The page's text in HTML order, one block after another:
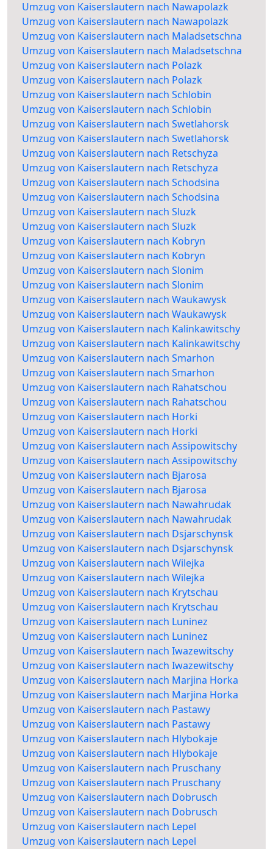
Umzug von Kaiserslautern nach Nawapolazk
Umzug von Kaiserslautern nach Nawapolazk
Umzug von Kaiserslautern nach Maladsetschna
Umzug von Kaiserslautern nach Maladsetschna
Umzug von Kaiserslautern nach Polazk
Umzug von Kaiserslautern nach Polazk
Umzug von Kaiserslautern nach Schlobin
Umzug von Kaiserslautern nach Schlobin
Umzug von Kaiserslautern nach Swetlahorsk
Umzug von Kaiserslautern nach Swetlahorsk
Umzug von Kaiserslautern nach Retschyza
Umzug von Kaiserslautern nach Retschyza
Umzug von Kaiserslautern nach Schodsina
Umzug von Kaiserslautern nach Schodsina
Umzug von Kaiserslautern nach Sluzk
Umzug von Kaiserslautern nach Sluzk
Umzug von Kaiserslautern nach Kobryn
Umzug von Kaiserslautern nach Kobryn
Umzug von Kaiserslautern nach Slonim
Umzug von Kaiserslautern nach Slonim
Umzug von Kaiserslautern nach Waukawysk
Umzug von Kaiserslautern nach Waukawysk
Umzug von Kaiserslautern nach Kalinkawitschy
Umzug von Kaiserslautern nach Kalinkawitschy
Umzug von Kaiserslautern nach Smarhon
Umzug von Kaiserslautern nach Smarhon
Umzug von Kaiserslautern nach Rahatschou
Umzug von Kaiserslautern nach Rahatschou
Umzug von Kaiserslautern nach Horki
Umzug von Kaiserslautern nach Horki
Umzug von Kaiserslautern nach Assipowitschy
Umzug von Kaiserslautern nach Assipowitschy
Umzug von Kaiserslautern nach Bjarosa
Umzug von Kaiserslautern nach Bjarosa
Umzug von Kaiserslautern nach Nawahrudak
Umzug von Kaiserslautern nach Nawahrudak
Umzug von Kaiserslautern nach Dsjarschynsk
Umzug von Kaiserslautern nach Dsjarschynsk
Umzug von Kaiserslautern nach Wilejka
Umzug von Kaiserslautern nach Wilejka
Umzug von Kaiserslautern nach Krytschau
Umzug von Kaiserslautern nach Krytschau
Umzug von Kaiserslautern nach Luninez
Umzug von Kaiserslautern nach Luninez
Umzug von Kaiserslautern nach Iwazewitschy
Umzug von Kaiserslautern nach Iwazewitschy
Umzug von Kaiserslautern nach Marjina Horka
Umzug von Kaiserslautern nach Marjina Horka
Umzug von Kaiserslautern nach Pastawy
Umzug von Kaiserslautern nach Pastawy
Umzug von Kaiserslautern nach Hlybokaje
Umzug von Kaiserslautern nach Hlybokaje
Umzug von Kaiserslautern nach Pruschany
Umzug von Kaiserslautern nach Pruschany
Umzug von Kaiserslautern nach Dobrusch
Umzug von Kaiserslautern nach Dobrusch
Umzug von Kaiserslautern nach Lepel
Umzug von Kaiserslautern nach Lepel